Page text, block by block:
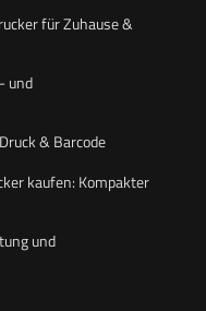
für Zuhause &
und
& Barcode
kaufen: Kompakter
und